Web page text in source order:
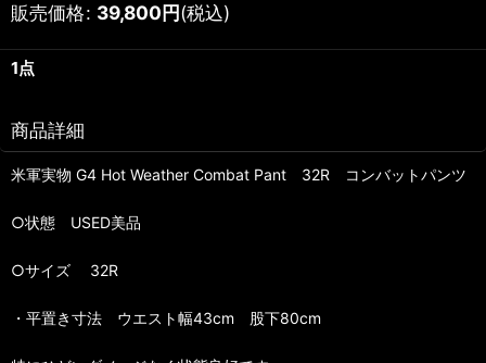
販売価格: 39,800円(税込)
1点
商品詳細
米軍実物 G4 Hot Weather Combat Pant 32R コンバットパンツ
○状態 USED美品
○サイズ 32R
・平置き寸法 ウエスト幅43cm 股下80cm